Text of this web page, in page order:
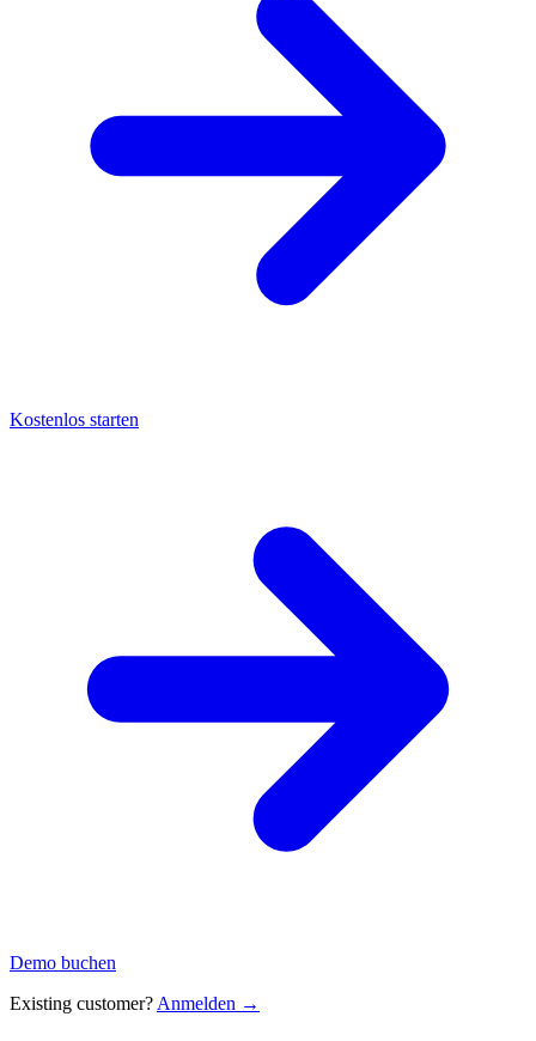
Kostenlos starten
Demo buchen
Existing customer? Anmelden →